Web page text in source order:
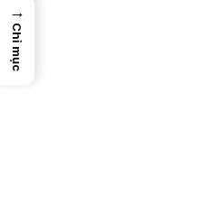
→
Chỉ mục